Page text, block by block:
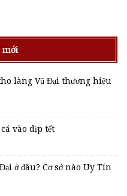
mới
làng Vũ Đại thương hiệu
vào dịp tết
ở đâu? Cơ sở nào Uy Tín